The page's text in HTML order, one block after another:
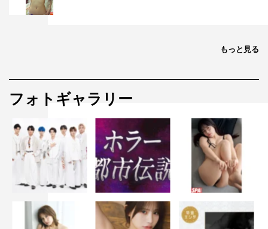
もっと見る
フォトギャラリー